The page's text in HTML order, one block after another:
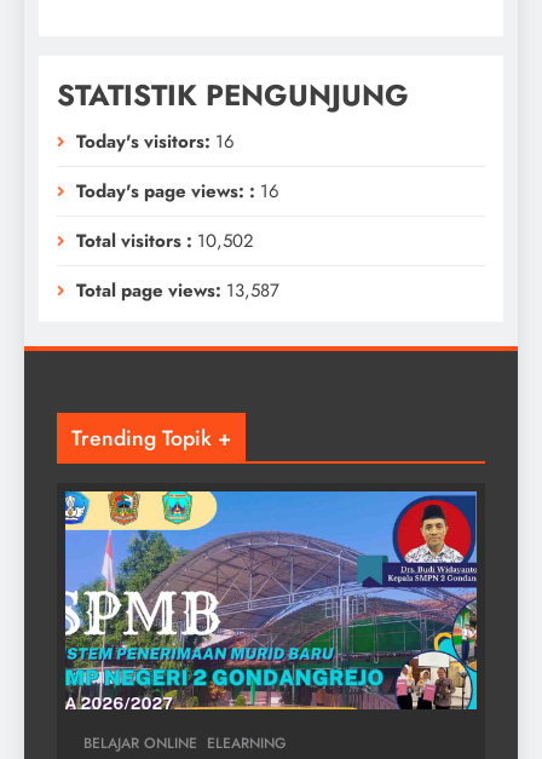
STATISTIK PENGUNJUNG
Today's visitors: 16
Today's page views: : 16
Total visitors : 10,502
Total page views: 13,587
Trending Topik +
BELAJAR ONLINE ELEARNING